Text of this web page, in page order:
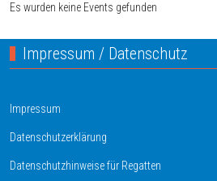
Es wurden keine Events gefunden
Impressum / Datenschutz
Impressum
Datenschutzerklärung
Datenschutzhinweise für Regatten